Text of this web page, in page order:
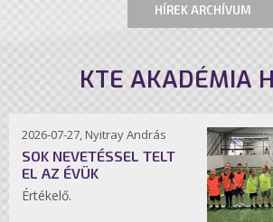
HÍREK ARCHÍVUM
KTE AKADÉMIA
2026-07-27, Nyitray András
SOK NEVETÉSSEL TELT
EL AZ ÉVÜK
Értékelő.